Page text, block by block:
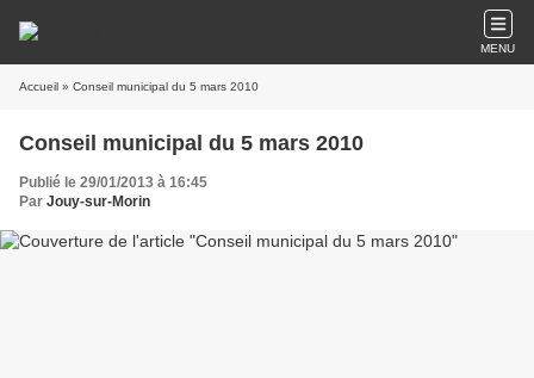
MENU
Accueil » Conseil municipal du 5 mars 2010
Conseil municipal du 5 mars 2010
Publié le 29/01/2013 à 16:45
Par Jouy-sur-Morin